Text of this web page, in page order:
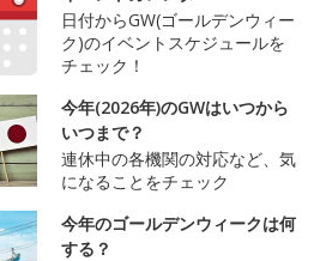
日付からGW(ゴールデンウィー
ク)のイベントスケジュールを
チェック！
今年(2026年)のGWはいつから
いつまで？
連休中の各機関の対応など、気
になることをチェック
今年のゴールデンウィークは何
する？